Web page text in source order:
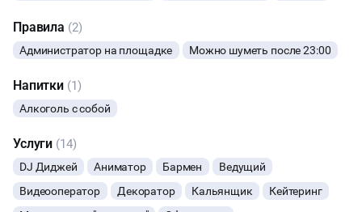
Кальян
Dj
Артисты
PRO звук и свет по райдеру
Правила (2)
Администратор на площадке Можно шуметь после 23:00
Напитки (1)
Алкоголь с собой
Услуги (14)
DJ Диджей Аниматор Бармен
Ведущий
Видеооператор
Декоратор Кальянщик
Кейтеринг
ЮБИЛЕЙ
ВЫПУСКНЫЕ
МАЛЬЧИШНИК
ДИСКОТЕКА
НОВЫЙ ГОД